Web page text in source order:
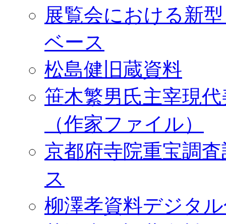
展覧会における新
ベース
松島健旧蔵資料
笹木繁男氏主宰現
（作家ファイル）
京都府寺院重宝調
ス
柳澤孝資料デジタ